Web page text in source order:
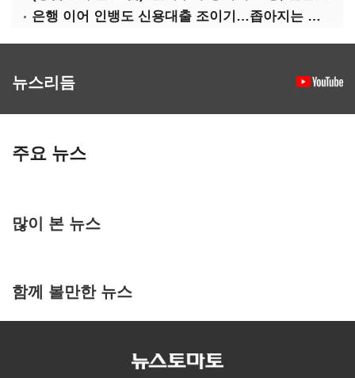
은행 이어 인뱅도 신용대출 조이기…좁아지는 급전 창구
뉴스리듬
주요 뉴스
많이 본 뉴스
함께 볼만한 뉴스